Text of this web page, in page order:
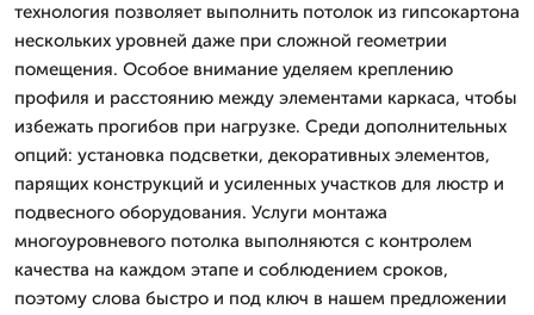
технология позволяет выполнить потолок из гипсокартона
нескольких уровней даже при сложной геометрии
помещения. Особое внимание уделяем креплению
профиля и расстоянию между элементами каркаса, чтобы
избежать прогибов при нагрузке. Среди дополнительных
опций: установка подсветки, декоративных элементов,
парящих конструкций и усиленных участков для люстр и
подвесного оборудования. Услуги монтажа
многоуровневого потолка выполняются с контролем
качества на каждом этапе и соблюдением сроков,
поэтому слова быстро и под ключ в нашем предложении